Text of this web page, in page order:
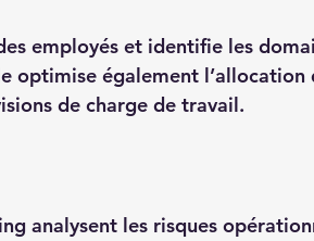
employés et identifie les
optimise également l’allocation
de charge de travail.
analysent les risques